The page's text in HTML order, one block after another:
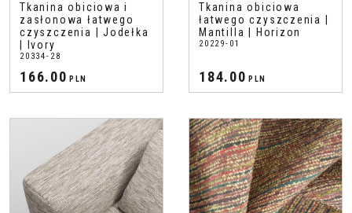
Tkanina obiciowa i
zasłonowa łatwego
czyszczenia | Jodełka
| Ivory
20334-28
166.00 PLN
Tkanina obiciowa
łatwego czyszczenia |
Mantilla | Horizon
20229-01
184.00 PLN